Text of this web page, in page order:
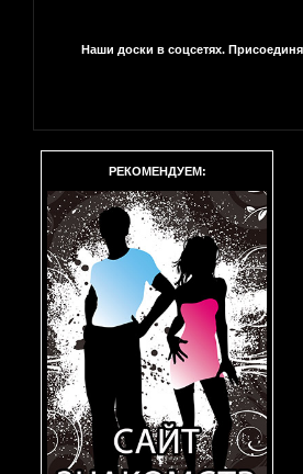
Наши доски в соцсетях.
РЕКОМЕНДУЕМ: